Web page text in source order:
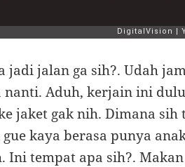
jadi jalan ga sih?. Udah
Aduh, kerjain ini
jaket gak nih. Dimana
kaya berasa punya
Ini tempat apa sih?.